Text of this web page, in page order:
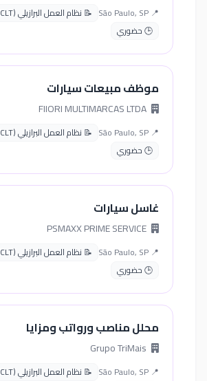
📍 São Paulo, SP
📝 نظام العمل البرازيلي (CLT)
🕒 حضوري
موظف مبيعات سيارات
📍 São Paulo, SP
📝 نظام العمل البرازيلي (CLT)
🕒 حضوري
غاسل سيارات
📍 São Paulo, SP
📝 نظام العمل البرازيلي (CLT)
🕒 حضوري
محلل مناصب ورواتب ومزايا
📍 São Paulo, SP
📝 نظام العمل البرازيلي (CLT)